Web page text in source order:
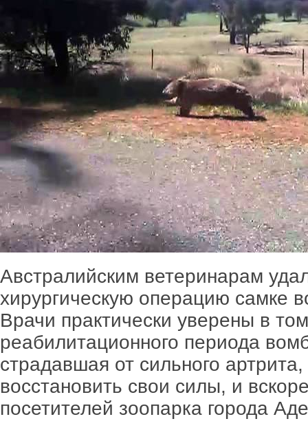
Австралийским ветеринарам
хирургическую операцию самке
Врачи практически уверены в
реабилитационного периода
страдавшая от сильного
восстановить свои силы, и
посетителей зоопарка города